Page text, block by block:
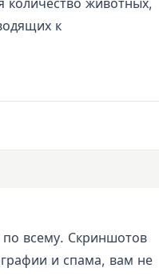
количество животных,
к
по всему. Скриншотов
и спама, вам не